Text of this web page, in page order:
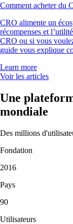
Comment acheter du
CRO alimente un
récompenses et
CRO ou si vous
guide vous explique
Learn more
Voir les articles
Une
mondiale
Des millions
Fondation
2016
Pays
90
Utilisateurs